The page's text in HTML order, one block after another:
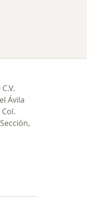
Ávila
nueva pestaña